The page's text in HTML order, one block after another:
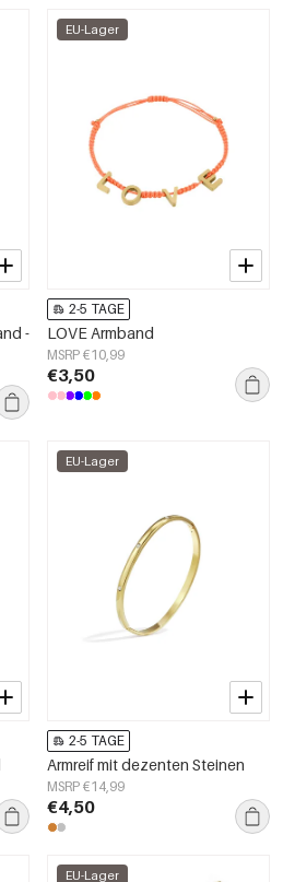
-
EU-Lager
2-5 TAGE
LOVE Armband
MSRP €10,99
€3,50
EU-Lager
2-5 TAGE
Armreif mit dezenten Steinen
MSRP €14,99
€4,50
EU-Lager